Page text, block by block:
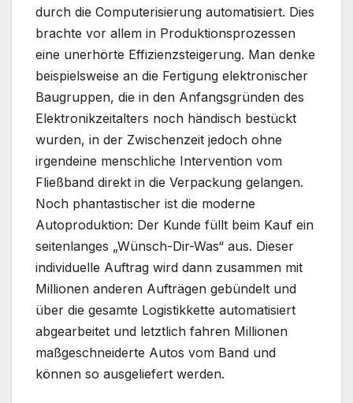
durch die Computerisierung automatisiert. Dies
brachte vor allem in Produktionsprozessen
eine unerhörte Effizienzsteigerung. Man denke
beispielsweise an die Fertigung elektronischer
Baugruppen, die in den Anfangsgründen des
Elektronikzeitalters noch händisch bestückt
wurden, in der Zwischenzeit jedoch ohne
irgendeine menschliche Intervention vom
Fließband direkt in die Verpackung gelangen.
Noch phantastischer ist die moderne
Autoproduktion: Der Kunde füllt beim Kauf ein
seitenlanges „Wünsch-Dir-Was“ aus. Dieser
individuelle Auftrag wird dann zusammen mit
Millionen anderen Aufträgen gebündelt und
über die gesamte Logistikkette automatisiert
abgearbeitet und letztlich fahren Millionen
maßgeschneiderte Autos vom Band und
können so ausgeliefert werden.